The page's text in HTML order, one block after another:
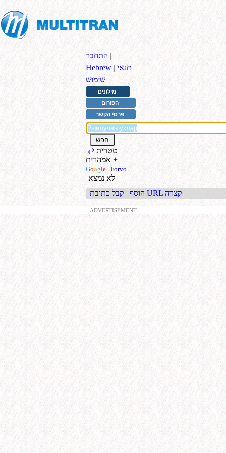
התחבר |
Hebrew | תנאי
שימוש
מילונים
הפורום
פרטי הקשר
טטרית ⇄
+
Google | Forvo | +
לא נמצא
הוסף | קבל כתובת URL קצרה
ADVERTISEMENT